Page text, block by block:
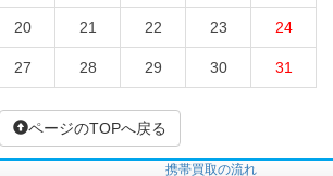
20 21 22 23 24
27 28 29 30 31
ページのTOPへ戻る
携帯買取の流れ